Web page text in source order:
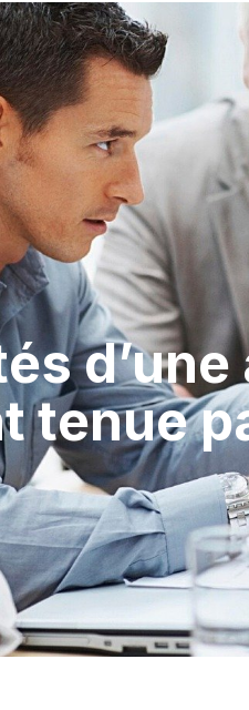
tenue